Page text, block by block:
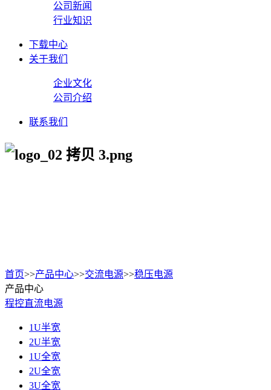
公司新闻
行业知识
下载中心
关于我们
企业文化
公司介绍
联系我们
首页>>产品中心>>交流电源>>稳压电源
产品中心
程控直流电源
1U半宽
2U半宽
1U全宽
2U全宽
3U全宽